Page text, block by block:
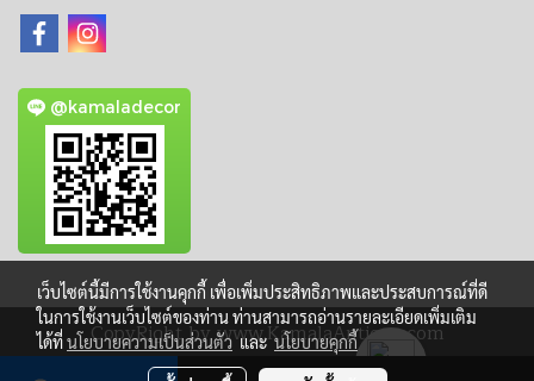
@kamaladecor
CopyRight by www.KamalaAntique.com
ผู้เข้าชมวันนี้ 1,279
เว็บไซต์นี้มีการใช้งานคุกกี้ เพื่อเพิ่มประสิทธิภาพและประสบการณ์ที่ดี
ในการใช้งานเว็บไซต์ของท่าน ท่านสามารถอ่านรายละเอียดเพิ่มเติม
ได้ที่นโยบายความเป็นส่วนตัวและนโยบายคุกกี้